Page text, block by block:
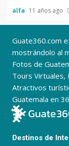
alfa 11 años ago
Guate360.com
mostrándolo al
Fotos de
Tours
Atractivos
Guatemala en
Destinos de